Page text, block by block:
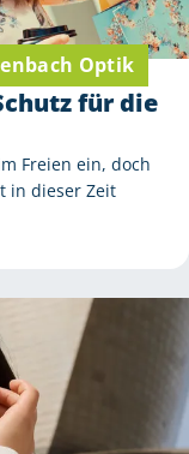
Optik
für die
Freien ein, doch
in dieser Zeit